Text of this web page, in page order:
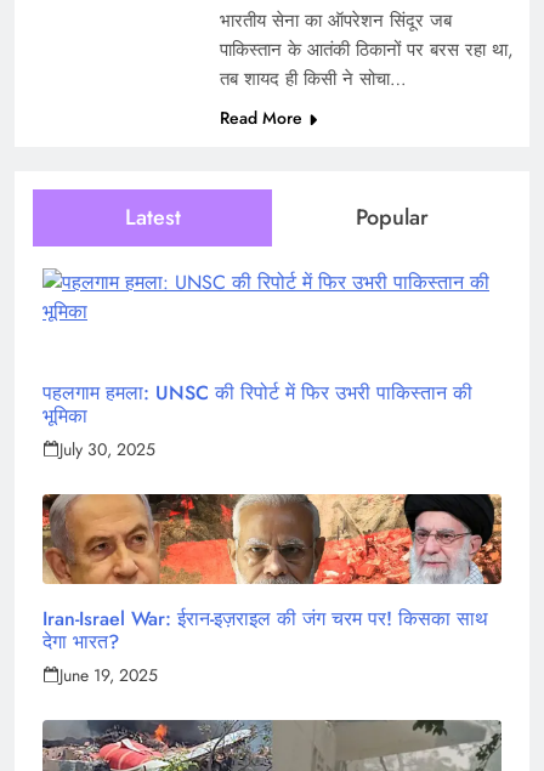
भारतीय सेना का ऑपरेशन सिंदूर जब
पाकिस्तान के आतंकी ठिकानों पर बरस रहा था,
तब शायद ही किसी ने सोचा…
Read More
Latest Popular
पहलगाम हमला: UNSC की रिपोर्ट में फिर उभरी पाकिस्तान की
भूमिका
July 30, 2025
Iran-Israel War: ईरान-इज़राइल की जंग चरम पर! किसका साथ
देगा भारत?
June 19, 2025